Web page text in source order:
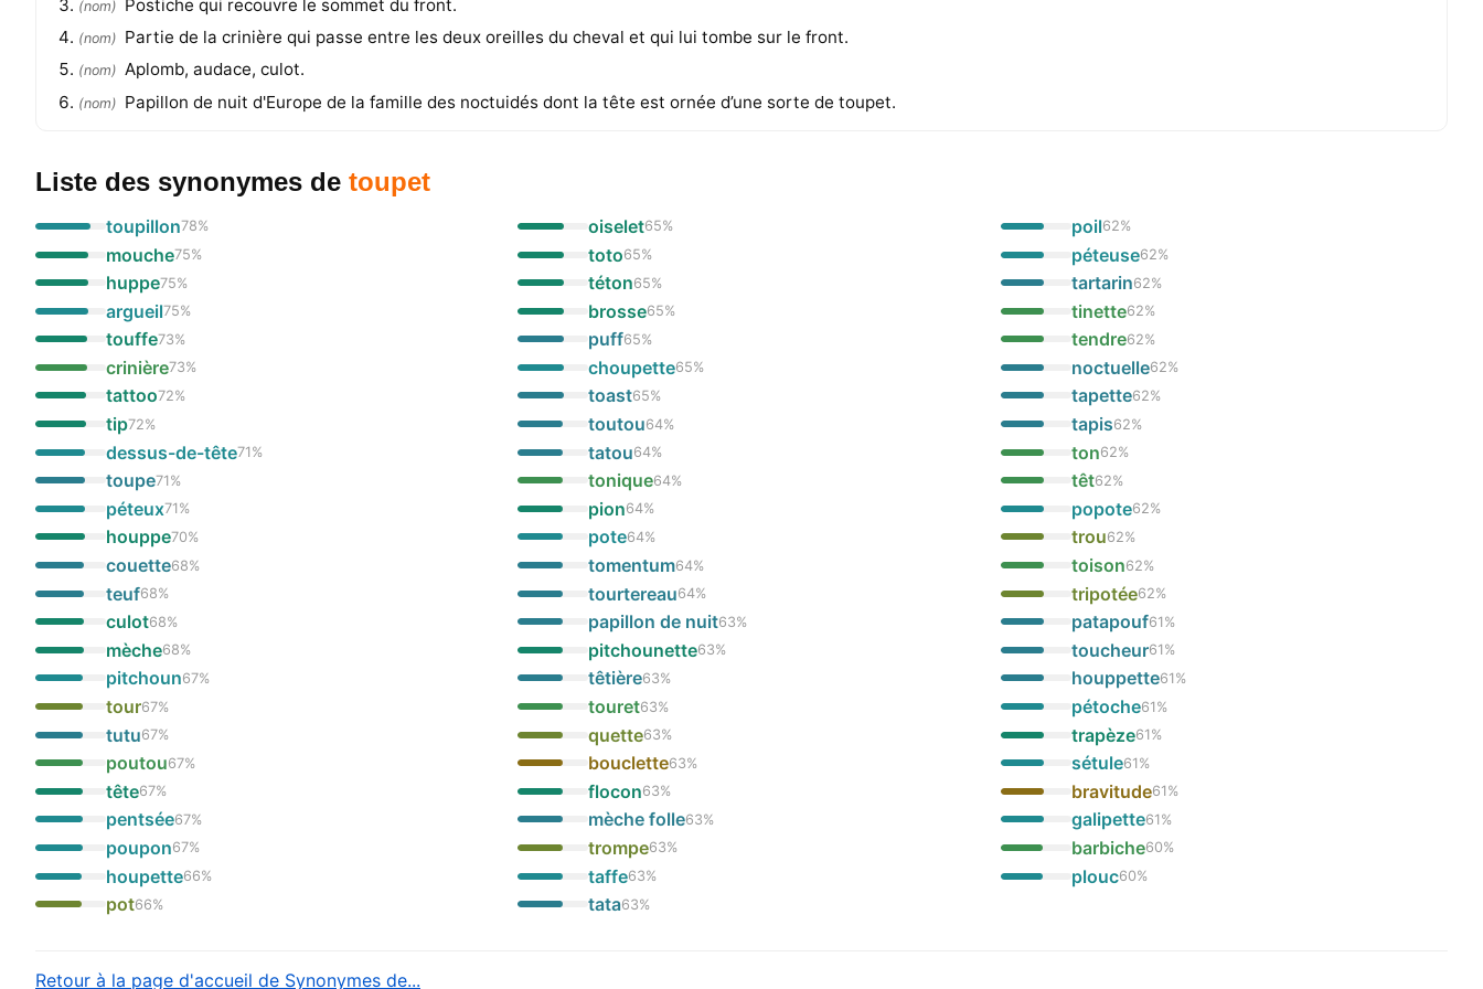
(nom) Postiche qui recouvre le sommet du front.
(nom) Partie de la crinière qui passe entre les deux oreilles du cheval et qui lui tombe sur le front.
(nom) Aplomb, audace, culot.
(nom) Papillon de nuit d'Europe de la famille des noctuidés dont la tête est ornée d’une sorte de toupet.
Liste des synonymes de toupet
toupillon78%
mouche75%
huppe75%
argueil75%
touffe73%
crinière73%
tattoo72%
tip72%
dessus-de-tête71 %
toupe71 %
péteux71 %
houppe70%
couette68%
teuf68%
culot68%
mèche68%
pitchoun67%
tour67%
tutu67%
poutou67%
tête67%
pentsée67%
poupon67%
houpette66%
pot66%
oiselet65%
toto65%
téton65%
brosse65%
puff65%
choupette65%
toast65%
toutou64%
tatou64%
tonique64%
pion64%
pote64%
tomentum64%
tourtereau64%
papillon de nuit63%
pitchounette63%
têtière63%
touret63%
quette63%
bouclette63%
flocon63%
mèche folle63%
trompe63%
taffe63%
tata63%
poil62%
péteuse62%
tartarin62%
tinette62%
tendre62%
noctuelle62%
tapette62%
tapis62%
ton62%
têt62%
popote62%
trou62%
toison62%
tripotée62%
patapouf61%
toucheur61 %
houppette61 %
pétoche61%
trapèze61 %
sétule61%
bravitude61 %
galipette61 %
barbiche60%
plouc60%
Retour à la page d'accueil de Synonymes de...